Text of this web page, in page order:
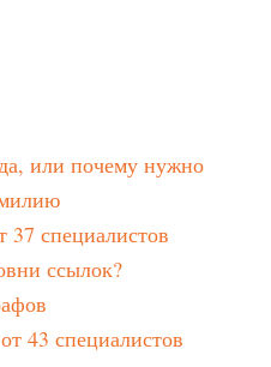
или почему нужно
37 специалистов
ссылок?
43 специалистов